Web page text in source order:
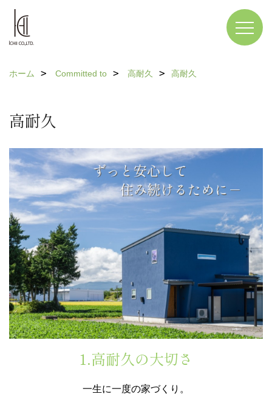
ホーム Committed to 高耐久 高耐久
高耐久
1.高耐久の大切さ
一生に一度の家づくり。